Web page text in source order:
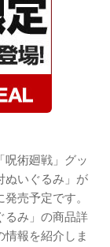
術廻戦」グッ
ぬいぐるみ」が
売予定です。
るみ」の商品詳
報を紹介しま